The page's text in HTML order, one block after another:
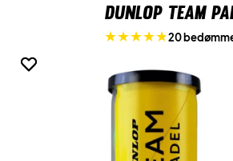
Dunlop Team
20